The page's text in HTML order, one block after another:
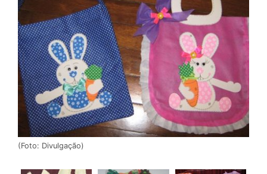
(Foto: Divulgação)